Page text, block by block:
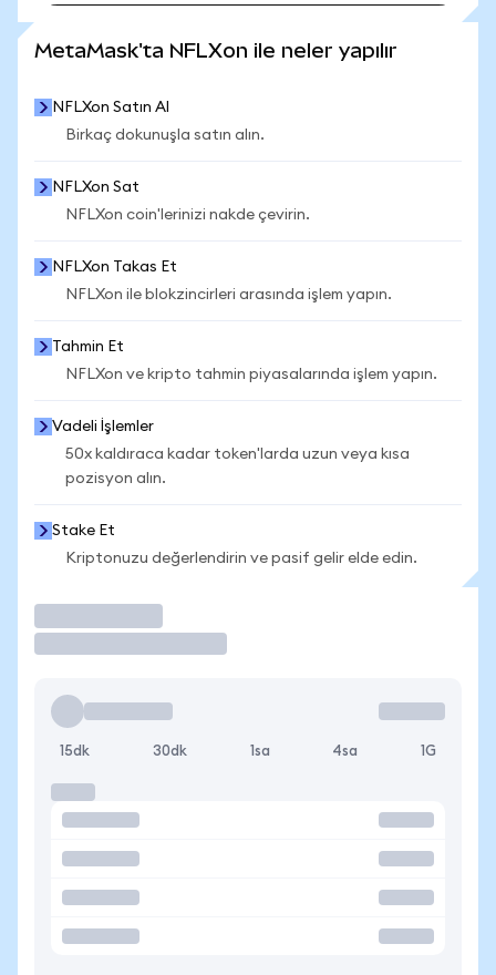
MetaMask'ta NFLXon ile neler yapılır
NFLXon Satın Al
Birkaç dokunuşla satın alın.
NFLXon Sat
NFLXon coin'lerinizi nakde çevirin.
NFLXon Takas Et
NFLXon ile blokzincirleri arasında işlem yapın.
Tahmin Et
NFLXon ve kripto tahmin piyasalarında işlem yapın.
Vadeli İşlemler
50x kaldıraca kadar token'larda uzun veya kısa
pozisyon alın.
Stake Et
Kriptonuzu değerlendirin ve pasif gelir elde edin.
15dk 30dk 1sa 4sa 1G